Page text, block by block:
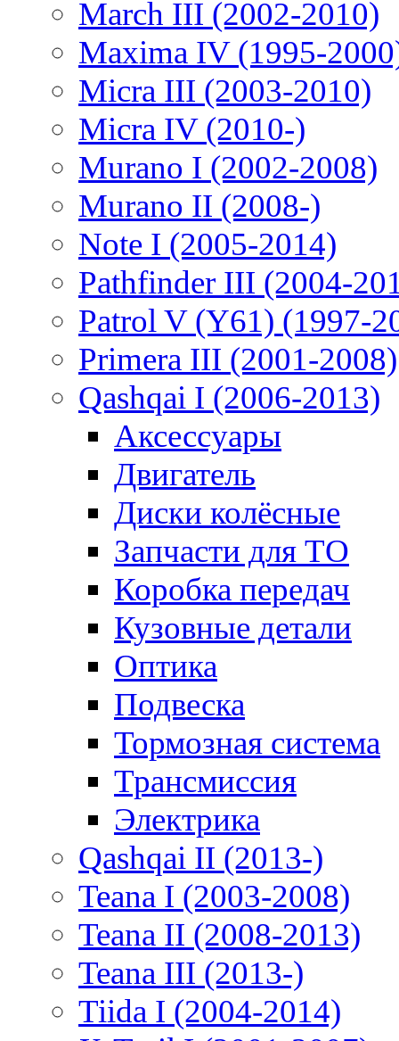
March III (2002-2010)
Maxima IV (1995-
Micra III (2003-2010)
Micra IV (2010-)
Murano I (2002-2008)
Murano II (2008-)
Note I (2005-2014)
Pathfinder III (2004-
Patrol V (Y61) (1997-
Primera III (2001-2008)
Qashqai I (2006-2013)
Аксессуары
Двигатель
Диски колёсные
Запчасти для ТО
Коробка передач
Кузовные детали
Оптика
Подвеска
Тормозная система
Трансмиссия
Электрика
Qashqai II (2013-)
Teana I (2003-2008)
Teana II (2008-2013)
Teana III (2013-)
Tiida I (2004-2014)